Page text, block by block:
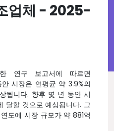
업체 - 2025-
연구 보고서에 따르면
시장은 연평균 약 3.9%의
됩니다. 향후 몇 년 동안 시
달할 것으로 예상됩니다. 그
도에 시장 규모가 약 881억